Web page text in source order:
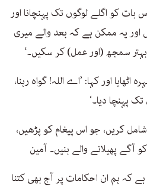
بات کو اگلے لوگوں تک پہنچانا اور
اور یہ ممکن ہے کہ بعد والے میری
سمجھ (اور عمل) کر سکیں۔‘
اور کہا: ’اے اللہ! گواہ رہنا،
پہنچا دیا۔‘
کریں، جو اس پیغام کو پڑھیں،
آگے پھیلانے والے بنیں۔ آمین
ہم ان احکامات پر آج بھی کتنا